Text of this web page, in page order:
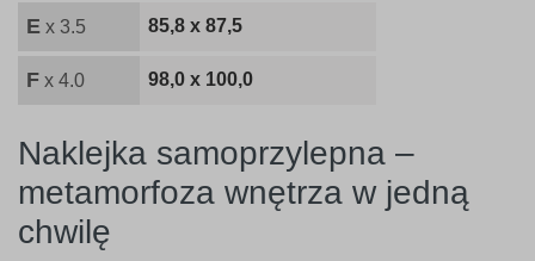
E x 3.5 85,8 x 87,5
F x 4.0 98,0 x 100,0
Naklejka samoprzylepna –
metamorfoza wnętrza w jedną
chwilę